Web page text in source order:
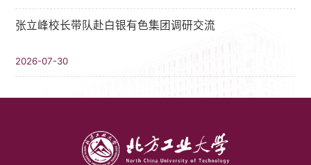
张立峰校长带队赴白银有色集团调研交流
2026-07-30